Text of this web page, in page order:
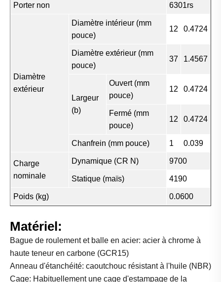
Porter non 6301rs
Diamètre
extérieur
Diamètre intérieur (mm
pouce)
12 0.4724
Diamètre extérieur (mm
pouce)
37 1.4567
Largeur
(b)
Ouvert (mm
pouce)
12 0.4724
Fermé (mm
pouce)
12 0.4724
Chanfrein (mm pouce) 1 0.039
Charge
nominale
Dynamique (CR N) 9700
Statique (maïs) 4190
Poids (kg) 0.0600
Matériel:
Bague de roulement et balle en acier: acier à chrome à
haute teneur en carbone (GCR15)
Anneau d'étanchéité: caoutchouc résistant à l'huile (NBR)
Cage: Habituellement une cage d'estampage de la